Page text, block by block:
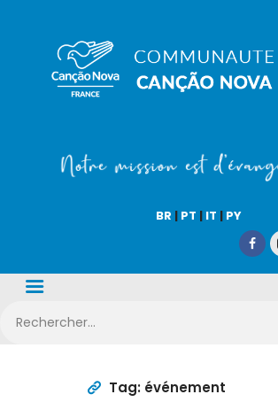
BR | PT | IT | PY
COMMUNAUTÉ CN
Notre mission est d'évangéliser !
Qui sommes-nous
CN Média
Nos activités
Tag: événement